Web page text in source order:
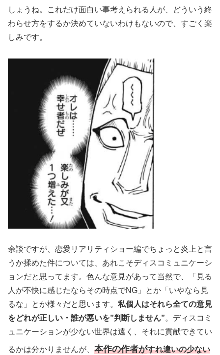
しょうね。これだけ面白い事考えられる人が、どういう終
わらせ方をするか決めていないわけもないので、すごく楽
しみです。
余談ですが、恋愛リアリティショー編でちょっと炎上と言
うか揉めた件については、あれこそディスコミュニケーシ
ョンだと思ってます。色んな意見があって当然で、「見る
人が不快に感じたならその時点でNG」とか「いやなら見
るな」とか様々だと思います。 私個人はそれら全ての意見
をどれが正しい・誰が悪いを”判断しません”。ディスコミ
ュニケーションが少ない世界は遠く、それに貢献できてい
るかは分かりませんが、 本作の作者がすれ違いの少ない